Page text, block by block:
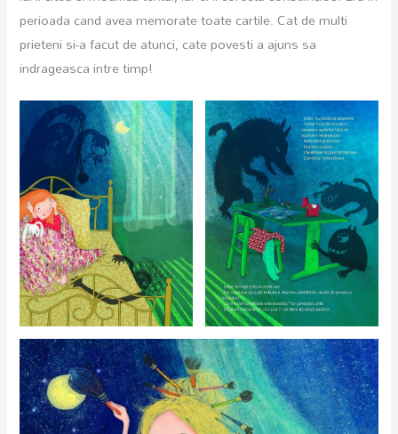
perioada cand avea memorate toate cartile. Cat de multi
prieteni si-a facut de atunci, cate povesti a ajuns sa
indrageasca intre timp!